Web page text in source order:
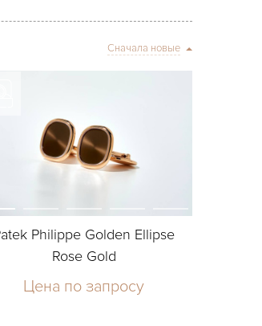
Сначала новые
Philippe Golden Ellipse
Rose Gold
Цена по запросу